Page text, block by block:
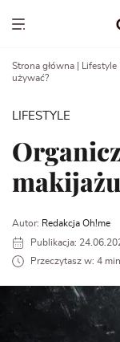
Show menu
Strona główna Lifestyle
używać?
LIFESTYLE
Autor: Redakcja Oh!me
Publikacja:
Przeczytasz w: 4